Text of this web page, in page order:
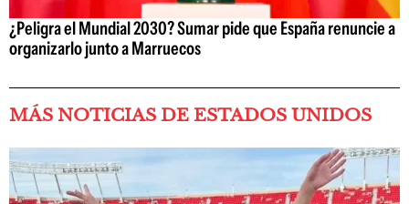
¿Peligra el Mundial 2030? Sumar pide que España renuncie a
organizarlo junto a Marruecos
MÁS NOTICIAS DE ESTADOS UNIDOS